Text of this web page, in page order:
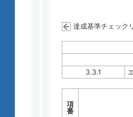
達成基準チェック
3.3.1
項
番